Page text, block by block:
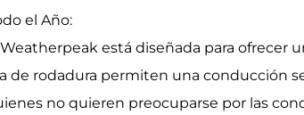
el Año:
está diseñada para ofrecer
de rodadura permiten una conducción
no quieren preocuparse por las